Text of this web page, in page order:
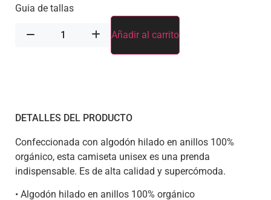
Guia de tallas
Añadir al carrito
DETALLES DEL PRODUCTO
Confeccionada con algodón hilado en anillos 100%
orgánico, esta camiseta unisex es una prenda
indispensable. Es de alta calidad y supercómoda.
• Algodón hilado en anillos 100% orgánico